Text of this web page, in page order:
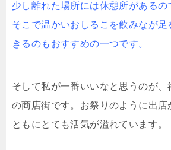
少し離れた場所には休憩所があるの
そこで温かいおしるこを飲みなが足
きるのもおすすめの一つです。
そして私が一番いいなと思うのが、
の商店街です。お祭りのように出店
ともにとても活気が溢れています。